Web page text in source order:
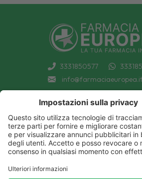
3331850577
info@farmaciaeuropea.it
PRIVACY POLICY
COOKIE POLICY
DECONTRIBUZIONE INPS
SPEDIZIONI
COUPON E OFFERTE
MARCHI
TUTTO
IL